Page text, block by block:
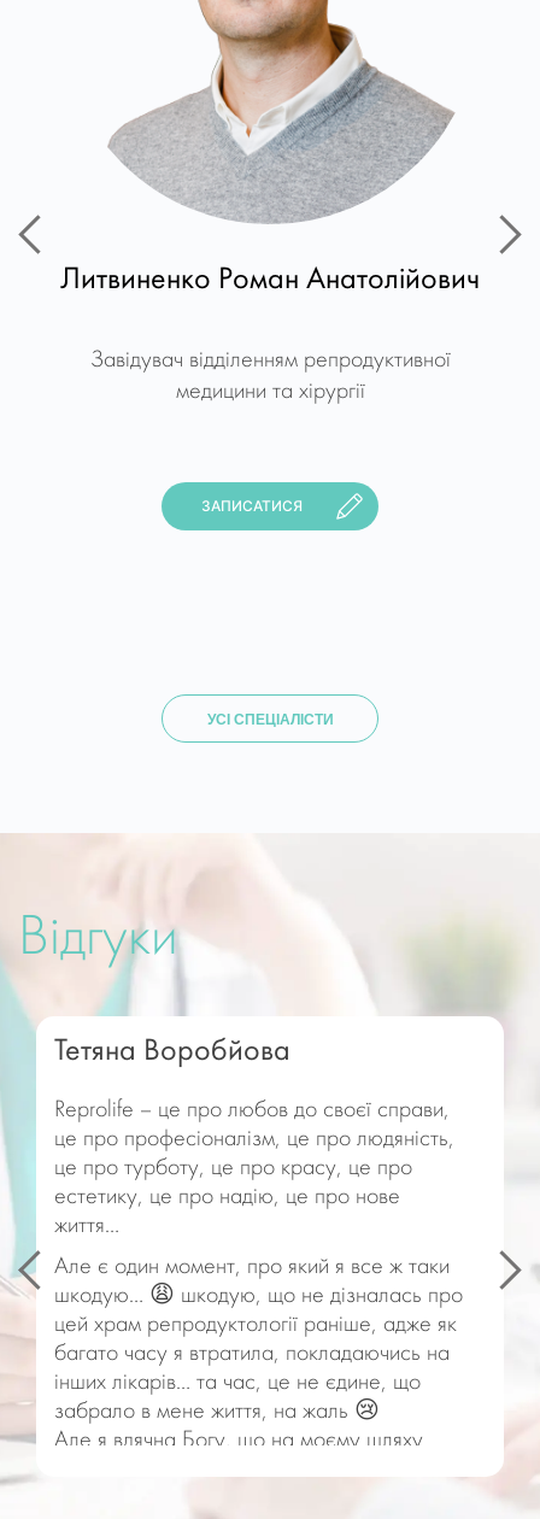
Литвиненко Роман Анатолійович
Завідувач відділенням репродуктивної
медицини та хірургії
ЗАПИСАТИСЯ
УСІ СПЕЦІАЛІСТИ
Відгуки
Тетяна Воробйова
Reprolife – це про любов до своєї справи,
це про професіоналізм, це про людяність,
це про турботу, це про красу, це про
естетику, це про надію, це про нове
життя…
Але є один момент, про який я все ж таки
шкодую… 😩 шкодую, що не дізналась про
цей храм репродуктології раніше, адже як
багато часу я втратила, покладаючись на
інших лікарів… та час, це не єдине, що
забрало в мене життя, на жаль 😢
Але я вдячна Богу, що на моєму шляху